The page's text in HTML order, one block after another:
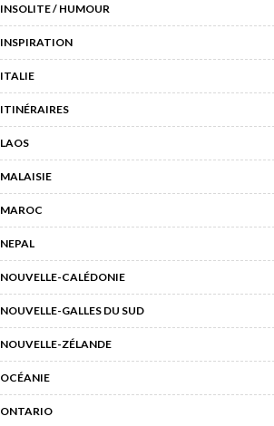
INSOLITE / HUMOUR
INSPIRATION
ITALIE
ITINÉRAIRES
LAOS
MALAISIE
MAROC
NEPAL
NOUVELLE-CALÉDONIE
NOUVELLE-GALLES DU SUD
NOUVELLE-ZÉLANDE
OCÉANIE
ONTARIO